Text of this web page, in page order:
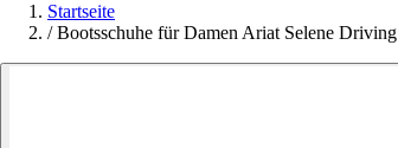
Startseite
/ Bootsschuhe für Damen Ariat Selene Driving